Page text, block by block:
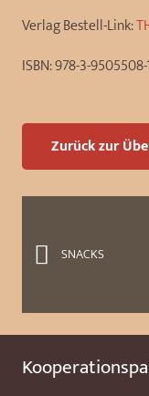
Verlag Bestell-Link:
ISBN:978-3-9505508-
Zurück zur
SNACKS